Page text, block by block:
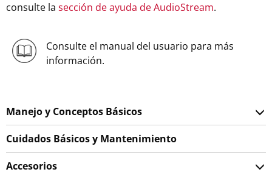
consulte la sección de ayuda de AudioStream.
Consulte el manual del usuario para más
información.
Manejo y Conceptos Básicos
Cuidados Básicos y Mantenimiento
Accesorios